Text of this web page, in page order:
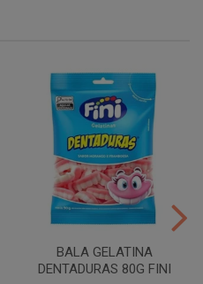
BALA GELATINA
DENTADURAS 80G FINI